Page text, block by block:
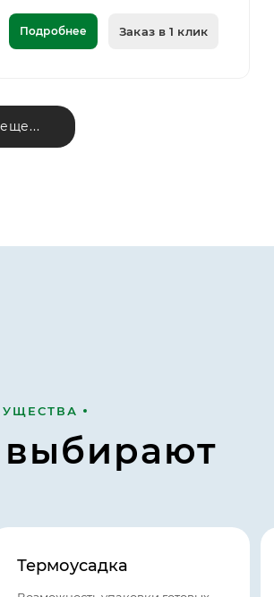
Подробнее Заказ в 1 клик
Термоусадка